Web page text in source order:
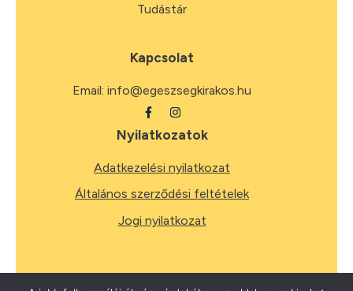
Tudástár
Kapcsolat
Email: info@egeszsegkirakos.hu
Nyilatkozatok
Adatkezelési nyilatkozat
Általános szerződési feltételek
Jogi nyilatkozat